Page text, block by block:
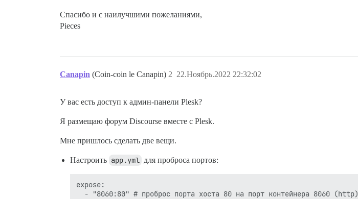
Спасибо и с наилучшими пожеланиями,
Pieces
Canapin (Coin-coin le Canapin) 22.Ноябрь.2022 22:32:02
2
У вас есть доступ к админ-панели Plesk?
Я размещаю форум Discourse вместе с Plesk.
Мне пришлось сделать две вещи.
Настроить app.yml для проброса портов:
expose:
  - "8060:80" # проброс порта хоста 80 на порт контейнера 8060 (http)